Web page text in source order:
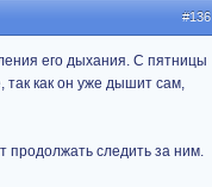
#136
его дыхания. С пятницы
так как он уже дышит сам,
продолжать следить за ним.